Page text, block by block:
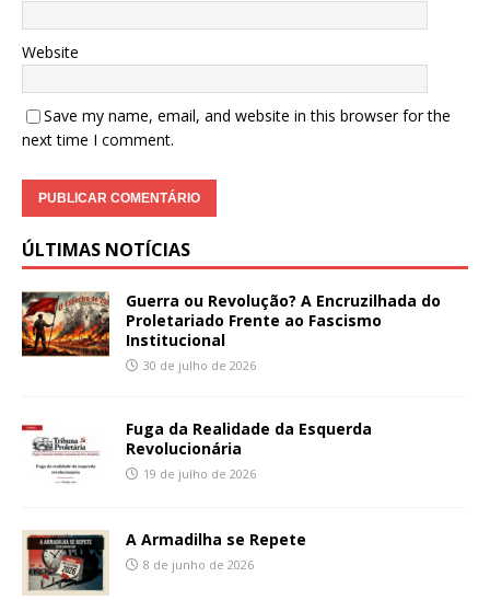
Website
Save my name, email, and website in this browser for the
next time I comment.
ÚLTIMAS NOTÍCIAS
Guerra ou Revolução? A Encruzilhada do
Proletariado Frente ao Fascismo
Institucional
30 de julho de 2026
Fuga da Realidade da Esquerda
Revolucionária
19 de julho de 2026
A Armadilha se Repete
8 de junho de 2026